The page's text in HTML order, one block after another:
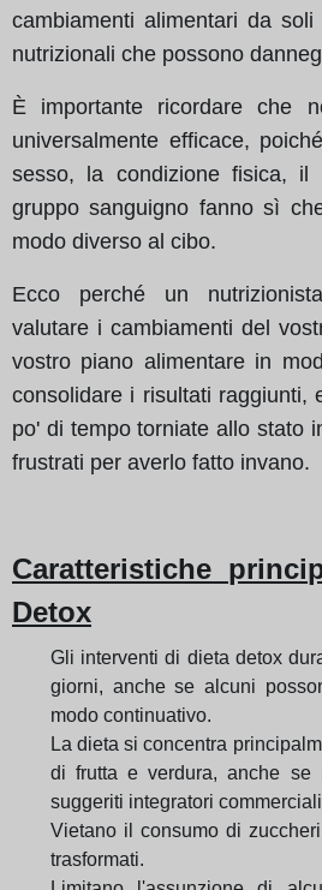
cambiamenti alimentari da
nutrizionali che possono
È importante ricordare che
universalmente efficace,
sesso, la condizione fisica,
gruppo sanguigno fanno sì
modo diverso al cibo.
Ecco perché un
valutare i cambiamenti del
vostro piano alimentare in
consolidare i risultati raggiunti,
po' di tempo torniate allo stato
frustrati per averlo fatto invano.
Caratteristiche
Detox
Gli interventi di dieta detox
giorni, anche se alcuni
modo continuativo.
La dieta si concentra
di frutta e verdura, anche se
suggeriti integratori
Vietano il consumo di
trasformati.